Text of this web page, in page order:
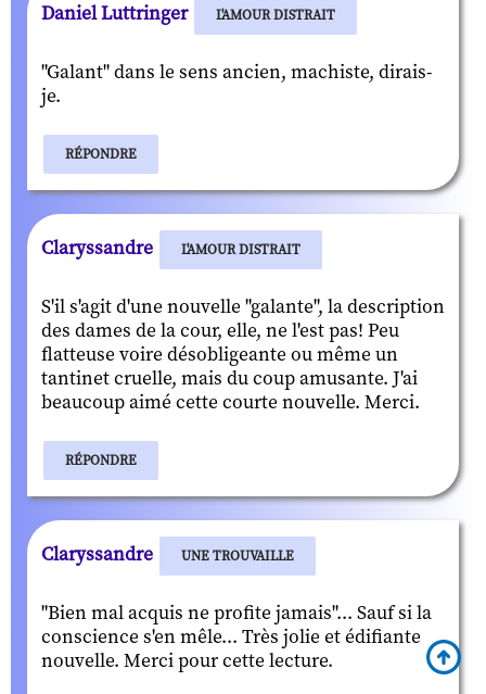
Daniel Luttringer L'AMOUR DISTRAIT
"Galant" dans le sens ancien, machiste, dirais-
je.
RÉPONDRE
Claryssandre L'AMOUR DISTRAIT
S'il s'agit d'une nouvelle "galante", la description
des dames de la cour, elle, ne l'est pas! Peu
flatteuse voire désobligeante ou même un
tantinet cruelle, mais du coup amusante. J'ai
beaucoup aimé cette courte nouvelle. Merci.
RÉPONDRE
Claryssandre UNE TROUVAILLE
"Bien mal acquis ne profite jamais"... Sauf si la
conscience s'en mêle... Très jolie et édifiante
nouvelle. Merci pour cette lecture.